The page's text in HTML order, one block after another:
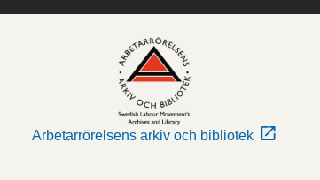
Arbetarrörelsens arkiv och bibliotek